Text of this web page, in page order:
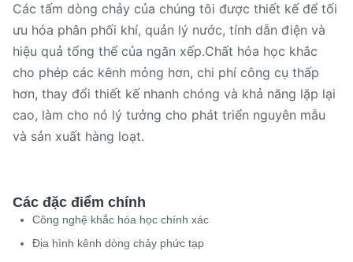
Các tấm dòng chảy của chúng tôi được thiết kế để tối
ưu hóa phân phối khí, quản lý nước, tính dẫn điện và
hiệu quả tổng thể của ngăn xếp.Chất hóa học khắc
cho phép các kênh mỏng hơn, chi phí công cụ thấp
hơn, thay đổi thiết kế nhanh chóng và khả năng lặp lại
cao, làm cho nó lý tưởng cho phát triển nguyên mẫu
và sản xuất hàng loạt.
Các đặc điểm chính
Công nghệ khắc hóa học chính xác
Địa hình kênh dòng chảy phức tạp